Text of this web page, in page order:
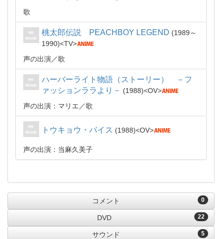
歌
桃太郎伝説 PEACHBOY LEGEND
1989～
1990
TV
声の出演
歌
ハーバーライト物語（ストーリー） －フ
ァッションララより－
1988
OV
声の出演：マリエ
歌
トウキョウ・バイス 1988 OV
声の出演：当麻久美子
0
コメント
22
DVD
5
サウンド